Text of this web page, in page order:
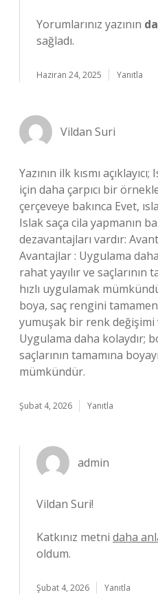
Yorumlarınız yazının
sağladı.
Haziran 24, 2025 Yanıtla
Vildan Suri
Yazının ilk kısmı
için daha çarpıcı bir
çerçeveye bakınca Evet,
Islak saça cila yapmanın
dezavantajları vardır:
Avantajlar : Uygulama
rahat yayılır ve saçlarının
hızlı uygulamak
boya, saç rengini
yumuşak bir renk değişimi
Uygulama daha kolaydır;
saçlarının tamamına
mümkündür.
Şubat 4, 2026 Yanıtla
admin
Vildan Suri!
Katkınız metni daha
oldum.
Şubat 4, 2026 Yanıtla